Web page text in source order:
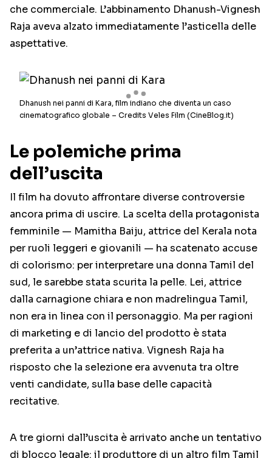
che commerciale. L’abbinamento Dhanush-Vignesh
Raja aveva alzato immediatamente l’asticella delle
aspettative.
Dhanush nei panni di Kara, film indiano che diventa un caso
cinematografico globale – Credits Veles Film (CineBlog.it)
Le polemiche prima
dell’uscita
Il film ha dovuto affrontare diverse controversie
ancora prima di uscire. La scelta della protagonista
femminile — Mamitha Baiju, attrice del Kerala nota
per ruoli leggeri e giovanili — ha scatenato accuse
di colorismo: per interpretare una donna Tamil del
sud, le sarebbe stata scurita la pelle. Lei, attrice
dalla carnagione chiara e non madrelingua Tamil,
non era in linea con il personaggio. Ma per ragioni
di marketing e di lancio del prodotto è stata
preferita a un’attrice nativa. Vignesh Raja ha
risposto che la selezione era avvenuta tra oltre
venti candidate, sulla base delle capacità
recitative.
A tre giorni dall’uscita è arrivato anche un tentativo
di blocco legale: il produttore di un altro film Tamil